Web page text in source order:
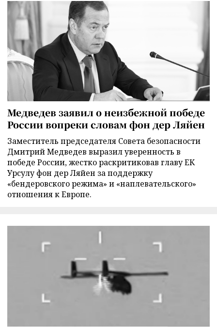
Медведев заявил о неизбежной победе
России вопреки словам фон дер Ляйен
Заместитель председателя Совета безопасности
Дмитрий Медведев выразил уверенность в
победе России, жестко раскритиковав главу ЕК
Урсулу фон дер Ляйен за поддержку
«бендеровского режима» и «наплевательского»
отношения к Европе.